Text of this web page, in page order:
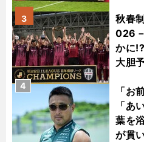
秋春
026
かに
大胆
3
「お
「あ
葉を
が貫
4